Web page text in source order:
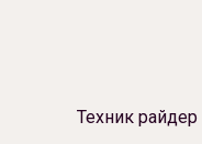
Техник райдер